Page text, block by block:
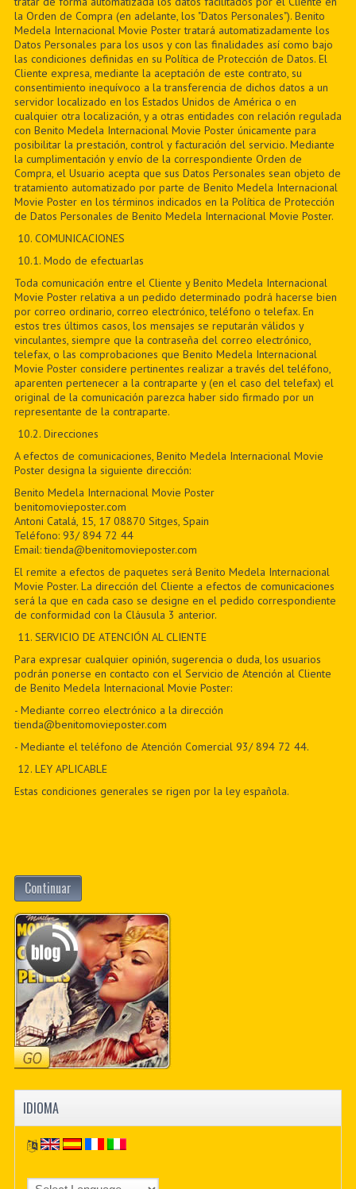
la Orden de Compra (en adelante, los "Datos Personales"). Benito
Medela Internacional Movie Poster tratará automatizadamente los
Datos Personales para los usos y con las finalidades así como bajo
las condiciones definidas en su Política de Protección de Datos. El
Cliente expresa, mediante la aceptación de este contrato, su
consentimiento inequívoco a la transferencia de dichos datos a un
servidor localizado en los Estados Unidos de América o en
cualquier otra localización, y a otras entidades con relación regulada
con Benito Medela Internacional Movie Poster únicamente para
posibilitar la prestación, control y facturación del servicio. Mediante
la cumplimentación y envío de la correspondiente Orden de
Compra, el Usuario acepta que sus Datos Personales sean objeto de
tratamiento automatizado por parte de Benito Medela Internacional
Movie Poster en los términos indicados en la Política de Protección
de Datos Personales de Benito Medela Internacional Movie Poster.
10. COMUNICACIONES
10.1. Modo de efectuarlas
Toda comunicación entre el Cliente y Benito Medela Internacional
Movie Poster relativa a un pedido determinado podrá hacerse bien
por correo ordinario, correo electrónico, teléfono o telefax. En
estos tres últimos casos, los mensajes se reputarán válidos y
vinculantes, siempre que la contraseña del correo electrónico,
telefax, o las comprobaciones que Benito Medela Internacional
Movie Poster considere pertinentes realizar a través del teléfono,
aparenten pertenecer a la contraparte y (en el caso del telefax) el
original de la comunicación parezca haber sido firmado por un
representante de la contraparte.
10.2. Direcciones
A efectos de comunicaciones, Benito Medela Internacional Movie
Poster designa la siguiente dirección:
Benito Medela Internacional Movie Poster
benitomovieposter.com
Antoni Catalá, 15, 17 08870 Sitges, Spain
Teléfono: 93/ 894 72 44
Email: tienda@benitomovieposter.com
El remite a efectos de paquetes será Benito Medela Internacional
Movie Poster. La dirección del Cliente a efectos de comunicaciones
será la que en cada caso se designe en el pedido correspondiente
de conformidad con la Cláusula 3 anterior.
11. SERVICIO DE ATENCIÓN AL CLIENTE
Para expresar cualquier opinión, sugerencia o duda, los usuarios
podrán ponerse en contacto con el Servicio de Atención al Cliente
de Benito Medela Internacional Movie Poster:
- Mediante correo electrónico a la dirección
tienda@benitomovieposter.com
- Mediante el teléfono de Atención Comercial 93/ 894 72 44.
12. LEY APLICABLE
Estas condiciones generales se rigen por la ley española.
Continuar
IDIOMA